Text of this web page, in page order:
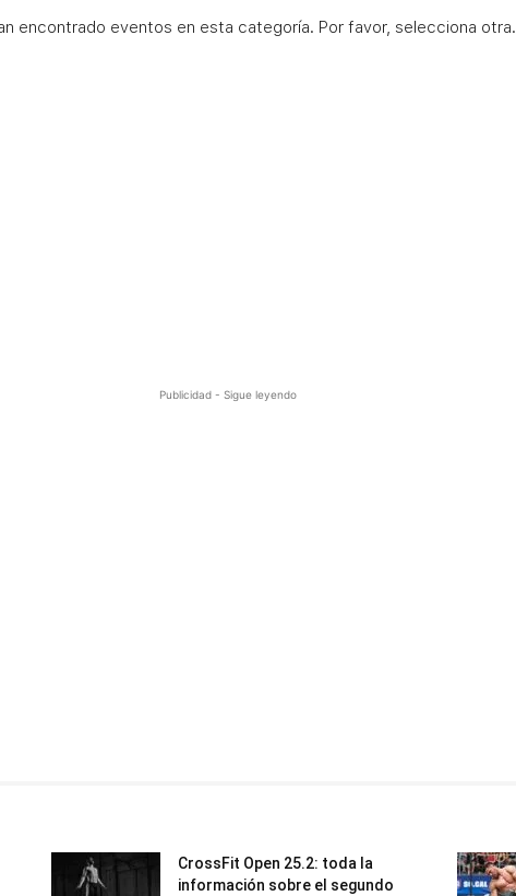
encontrado eventos en esta categoría. Por favor, selecciona otra.
Publicidad - Sigue leyendo
CrossFit Open 25.2: toda la
información sobre el segundo